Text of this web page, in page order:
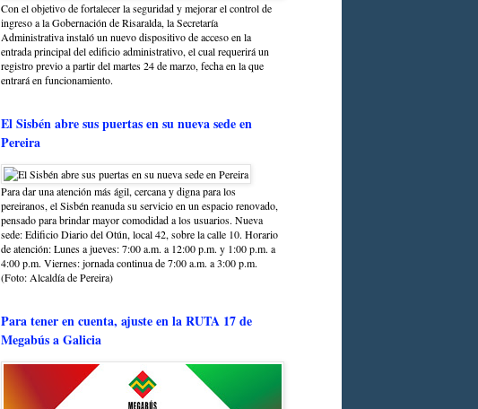
Con el objetivo de fortalecer la seguridad y mejorar el control de
ingreso a la Gobernación de Risaralda, la Secretaría
Administrativa instaló un nuevo dispositivo de acceso en la
entrada principal del edificio administrativo, el cual requerirá un
registro previo a partir del martes 24 de marzo, fecha en la que
entrará en funcionamiento.
El Sisbén abre sus puertas en su nueva sede en
Pereira
Para dar una atención más ágil, cercana y digna para los
pereiranos, el Sisbén reanuda su servicio en un espacio renovado,
pensado para brindar mayor comodidad a los usuarios. Nueva
sede: Edificio Diario del Otún, local 42, sobre la calle 10. Horario
de atención: Lunes a jueves: 7:00 a.m. a 12:00 p.m. y 1:00 p.m. a
4:00 p.m. Viernes: jornada continua de 7:00 a.m. a 3:00 p.m.
(Foto: Alcaldía de Pereira)
Para tener en cuenta, ajuste en la RUTA 17 de
Megabús a Galicia